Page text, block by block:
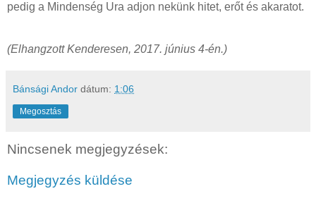
pedig a Mindenség Ura adjon nekünk hitet, erőt és akaratot.
(Elhangzott Kenderesen, 2017. június 4-én.)
Bánsági Andor dátum: 1:06
Megosztás
Nincsenek megjegyzések:
Megjegyzés küldése